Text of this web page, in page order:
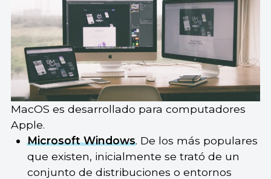
MacOS es desarrollado para computadores
Apple.
Microsoft Windows. De los más populares
que existen, inicialmente se trató de un
conjunto de distribuciones o entornos